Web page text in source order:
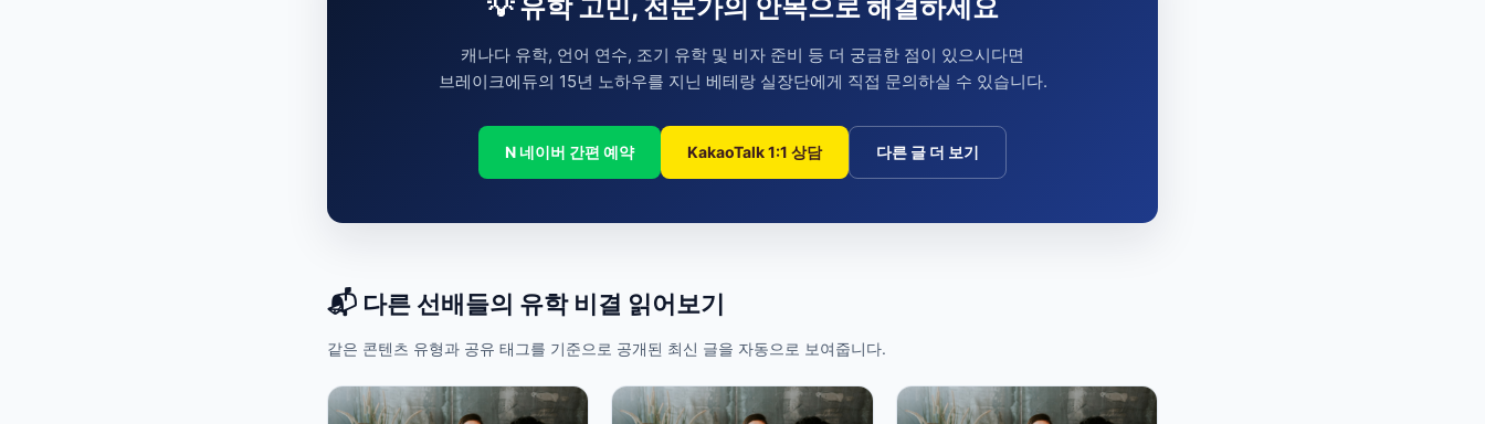
💡 유학 고민, 전문가의 안목으로 해결하세요
캐나다 유학, 언어 연수, 조기 유학 및 비자 준비 등 더 궁금한 점이 있으시다면
브레이크에듀의 15년 노하우를 지닌 베테랑 실장단에게 직접 문의하실 수 있습니다.
N 네이버 간편 예약 KakaoTalk 1:1 상담 다른 글 더 보기
📬 다른 선배들의 유학 비결 읽어보기
같은 콘텐츠 유형과 공유 태그를 기준으로 공개된 최신 글을 자동으로 보여줍니다.